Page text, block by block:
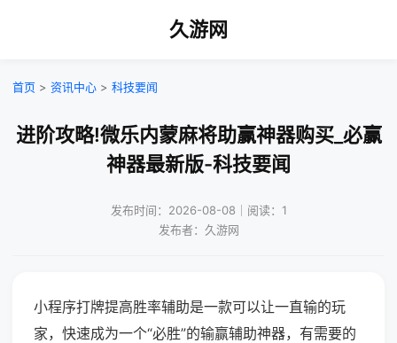
久游网
首页 > 资讯中心 > 科技要闻
进阶攻略!微乐内蒙麻将助赢神器购买_必赢
神器最新版-科技要闻
发布时间：2026-08-08｜阅读：1
发布者：久游网
小程序打牌提高胜率辅助是一款可以让一直输的玩
家，快速成为一个“必胜”的输赢辅助神器，有需要的